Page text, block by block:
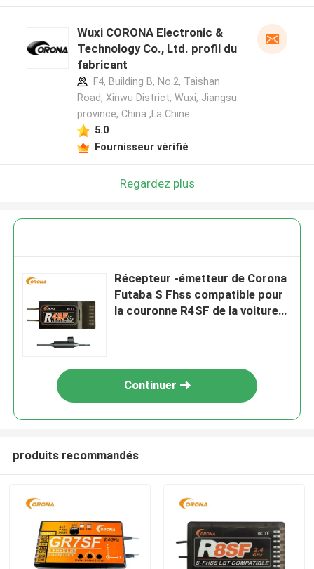
Wuxi CORONA Electronic &
Technology Co., Ltd. profil du
fabricant
F4, Building B, No.2, Taishan
Road, Xinwu District, Wuxi, Jiangsu
province, China ,La Chine
5.0
Fournisseur vérifié
Regardez plus
Récepteur -émetteur de Corona
Futaba S Fhss compatible pour
la couronne R4SF de la voiture
Continuer
produits recommandés